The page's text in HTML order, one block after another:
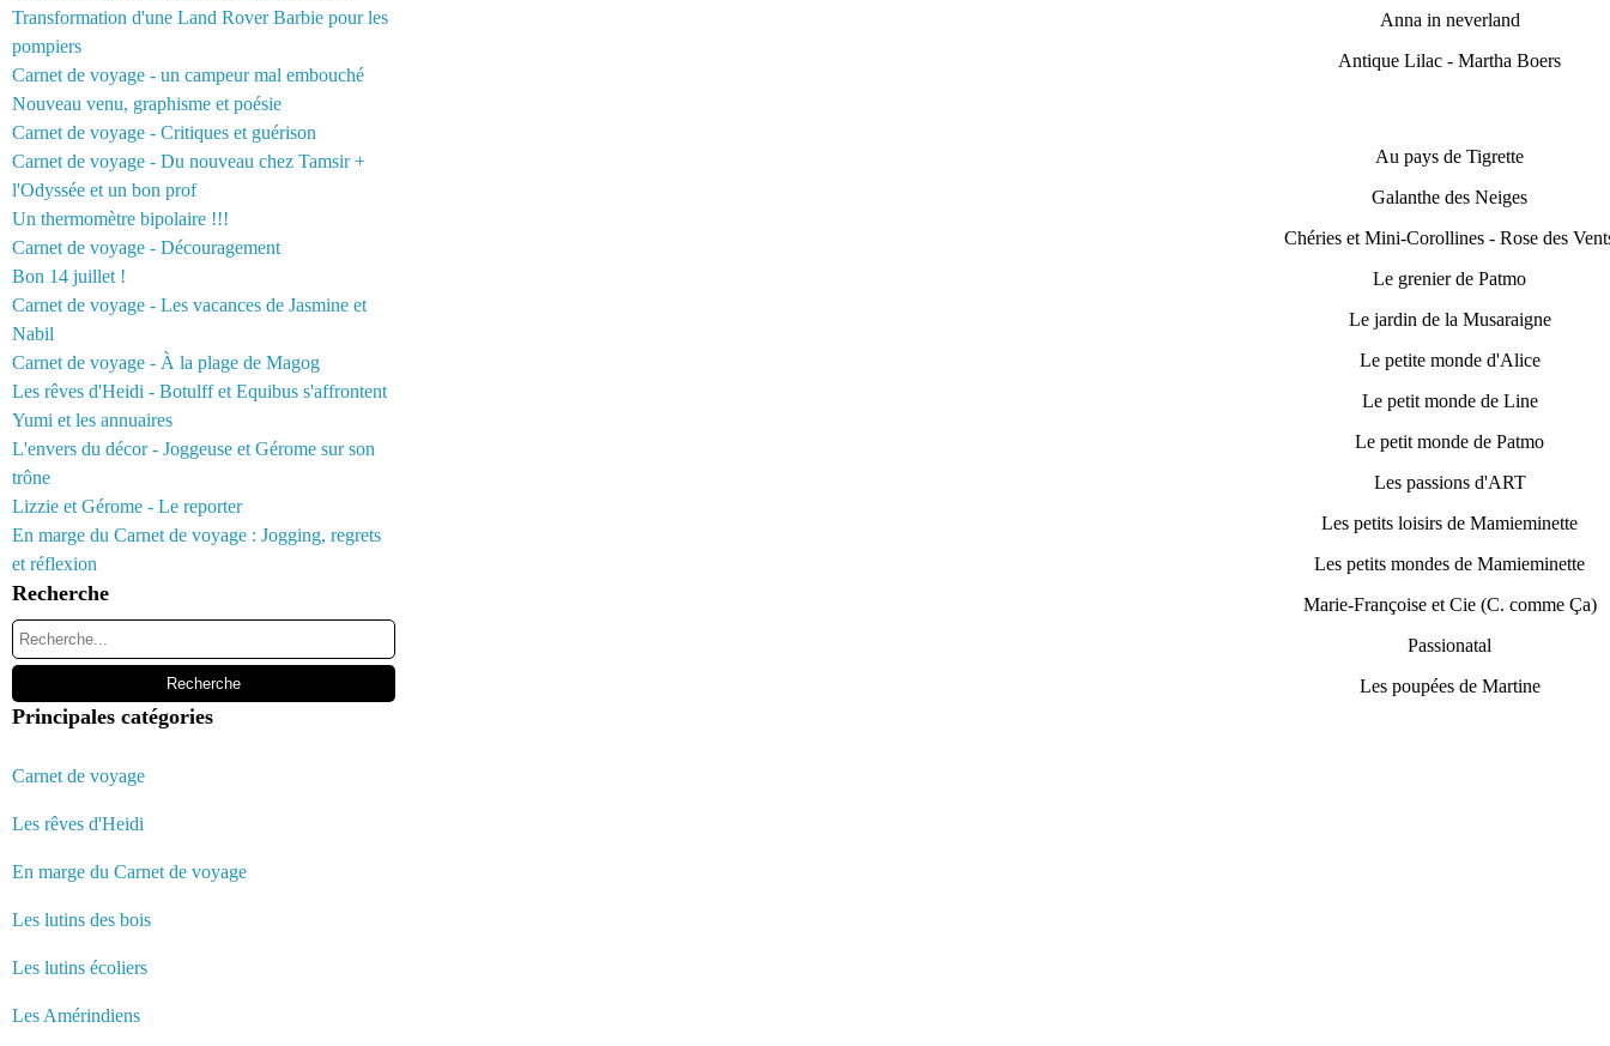
Transformation d'une Land Rover Barbie pour les
pompiers
Carnet de voyage - un campeur mal embouché
Nouveau venu, graphisme et poésie
Carnet de voyage - Critiques et guérison
Carnet de voyage - Du nouveau chez Tamsir +
l'Odyssée et un bon prof
Un thermomètre bipolaire !!!
Carnet de voyage - Découragement
Bon 14 juillet !
Carnet de voyage - Les vacances de Jasmine et
Nabil
Carnet de voyage - À la plage de Magog
Les rêves d'Heidi - Botulff et Equibus s'affrontent
Yumi et les annuaires
L'envers du décor - Joggeuse et Gérome sur son
trône
Lizzie et Gérome - Le reporter
En marge du Carnet de voyage : Jogging, regrets
et réflexion
Recherche
Principales catégories
Carnet de voyage
Les rêves d'Heidi
En marge du Carnet de voyage
Les lutins des bois
Les lutins écoliers
Les Amérindiens
Anna in neverland
Antique Lilac - Martha Boers
Au pays de Tigrette
Galanthe des Neiges
Chéries et Mini-Corollines - Rose des
Le grenier de Patmo
Le jardin de la Musaraigne
Le petite monde d'Alice
Le petit monde de Line
Le petit monde de Patmo
Les passions d'ART
Les petits loisirs de Mamieminette
Les petits mondes de Mamieminette
Marie-Françoise et Cie (C. comme Ça)
Passionatal
Les poupées de Martine